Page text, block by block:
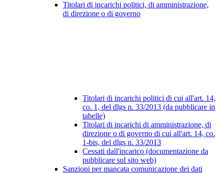
Titolari di incarichi politici, di amministrazione,
di direzione o di governo
Titolari di incarichi politici di cui all'art. 14,
co. 1, del dlgs n. 33/2013 (da pubblicare in
tabelle)
Titolari di incarichi di amministrazione, di
direzione o di governo di cui all'art. 14, co.
1-bis, del dlgs n. 33/2013
Cessati dall'incarico (documentazione da
pubblicare sul sito web)
Sanzioni per mancata comunicazione dei dati